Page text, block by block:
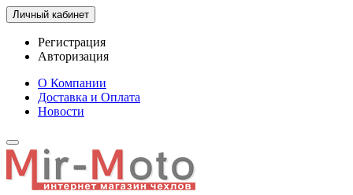
Личный кабинет
Регистрация
Авторизация
О Компании
Доставка и Оплата
Новости